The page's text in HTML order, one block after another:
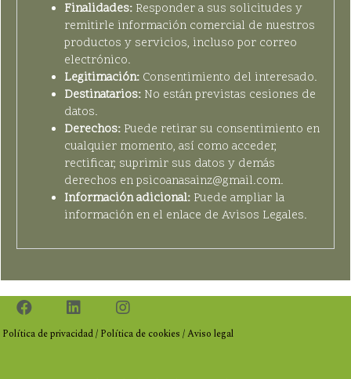
Finalidades: Responder a sus solicitudes y
remitirle información comercial de nuestros
productos y servicios, incluso por correo
electrónico.
Legitimación: Consentimiento del interesado.
Destinatarios: No están previstas cesiones de
datos.
Derechos: Puede retirar su consentimiento en
cualquier momento, así como acceder,
rectificar, suprimir sus datos y demás
derechos en psicoanasainz@gmail.com.
Información adicional: Puede ampliar la
información en el enlace de Avisos Legales.
Política de privacidad/ Política de cookies /Aviso legal